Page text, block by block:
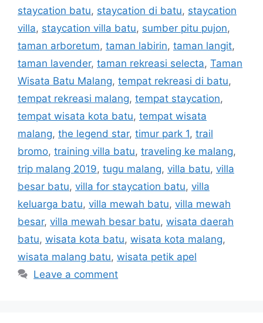
staycation batu, staycation di batu, staycation
villa, staycation villa batu, sumber pitu pujon,
taman arboretum, taman labirin, taman langit,
taman lavender, taman rekreasi selecta, Taman
Wisata Batu Malang, tempat rekreasi di batu,
tempat rekreasi malang, tempat staycation,
tempat wisata kota batu, tempat wisata
malang, the legend star, timur park 1, trail
bromo, training villa batu, traveling ke malang,
trip malang 2019, tugu malang, villa batu, villa
besar batu, villa for staycation batu, villa
keluarga batu, villa mewah batu, villa mewah
besar, villa mewah besar batu, wisata daerah
batu, wisata kota batu, wisata kota malang,
wisata malang batu, wisata petik apel
Leave a comment